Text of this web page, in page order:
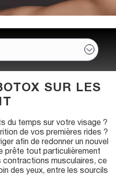
SUR LES
du temps sur votre visage ?
de vos premières rides ?
afin de redonner un nouvel
prête tout particulièrement
musculaires, ce
des yeux, entre les sourcils